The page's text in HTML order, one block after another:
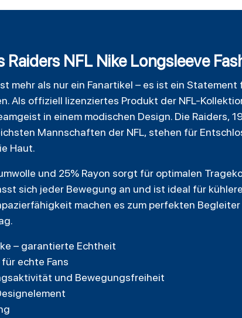
NFL Nike Longsleeve
mehr als nur ein Fanartikel – es ist ein Statement
Als offiziell lizenziertes Produkt der NFL-
in einem modischen Design. Die Raiders,
Mannschaften der NFL, stehen für
Haut.
und 25% Rayon sorgt für optimalen
sich jeder Bewegung an und ist ideal für
machen es zum perfekten Begleiter
– garantierte Echtheit
echte Fans
und Bewegungsfreiheit